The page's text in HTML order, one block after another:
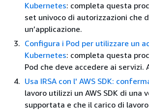
Kubernetes: completa questa
set univoco di autorizzazioni che
un’applicazione.
Configura i Pod per utilizzare un
Kubernetes: completa questa
Pod che deve accedere ai servizi.
Usa IRSA con l' AWS SDK:
lavoro utilizzi un AWS SDK di una
supportata e che il carico di